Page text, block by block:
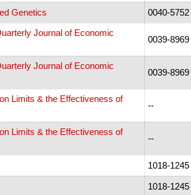
Genetics 0040-5752
Journal of Economic
0039-8969
Journal of Economic
0039-8969
Limits & the Effectiveness of
--
Limits & the Effectiveness of
--
1018-1245
1018-1245